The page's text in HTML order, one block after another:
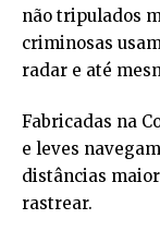
não tripulados
criminosas
radar e até
Fabricadas na
e leves
distâncias
rastrear.